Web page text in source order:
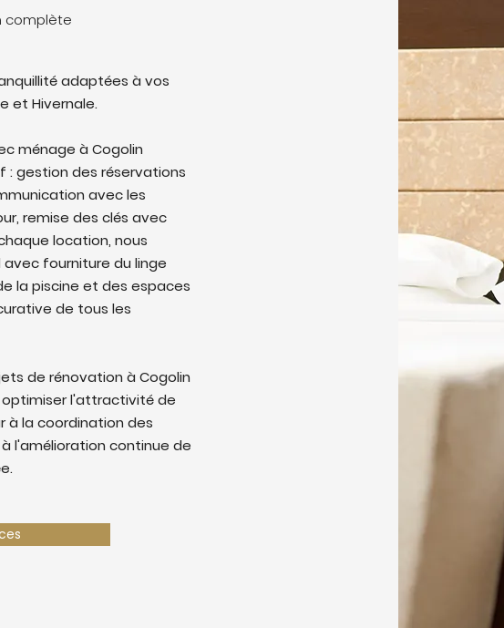
complète
adaptées à vos
et Hivernale.
ménage à Cogolin
: gestion des réservations
avec les
remise des clés avec
location, nous
fourniture du linge
la piscine et des espaces
de tous les
de rénovation à Cogolin
l'attractivité de
à la coordination des
l'amélioration continue de